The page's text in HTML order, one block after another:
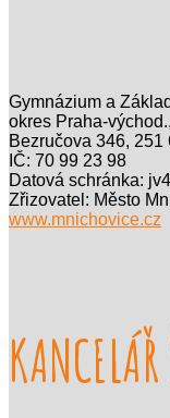
Gymnázium a
okres Praha-
Bezručova 346,
IČ: 70 99 23 98
Datová schránka:
Zřizovatel: Město
www.mnichovice.cz